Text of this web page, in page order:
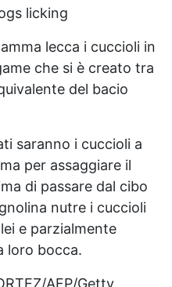
lecca i cuccioli in
che si è creato tra
del bacio
saranno i cuccioli a
per assaggiare il
di passare dal cibo
nutre i cuccioli
e parzialmente
loro bocca.